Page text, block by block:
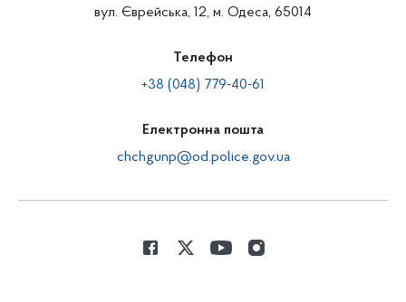
вул. Єврейська, 12, м. Одеса, 65014
Телефон
+38 (048) 779-40-61
Електронна пошта
chchgunp@od.police.gov.ua